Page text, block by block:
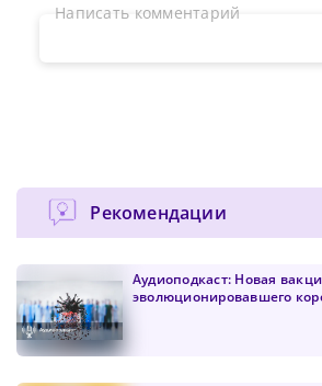
Написать комментарий
Рекомендации
Аудиоподкаст: Новая
эволюционировавшего